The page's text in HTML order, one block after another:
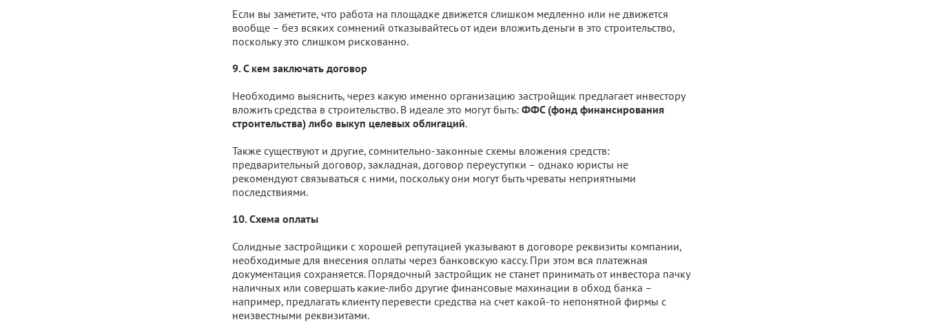
Если вы заметите, что работа на площадке движется слишком медленно или не движется
вообще – без всяких сомнений отказывайтесь от идеи вложить деньги в это строительство,
поскольку это слишком рискованно.
9. С кем заключать договор
Необходимо выяснить, через какую именно организацию застройщик предлагает инвестору
вложить средства в строительство. В идеале это могут быть: ФФС (фонд финансирования
строительства) либо выкуп целевых облигаций.
Также существуют и другие, сомнительно-законные схемы вложения средств:
предварительный договор, закладная, договор переуступки – однако юристы не
рекомендуют связываться с ними, поскольку они могут быть чреваты неприятными
последствиями.
10. Схема оплаты
Солидные застройщики с хорошей репутацией указывают в договоре реквизиты компании,
необходимые для внесения оплаты через банковскую кассу. При этом вся платежная
документация сохраняется. Порядочный застройщик не станет принимать от инвестора пачку
наличных или совершать какие-либо другие финансовые махинации в обход банка –
например, предлагать клиенту перевести средства на счет какой-то непонятной фирмы с
неизвестными реквизитами.